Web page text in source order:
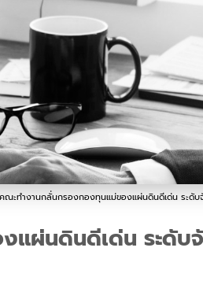
ณะทำงานกลั่นกรองกองทุนแม่ของแผ่นดินดีเด่น ระ
แผ่นดินดีเด่น ระดับ